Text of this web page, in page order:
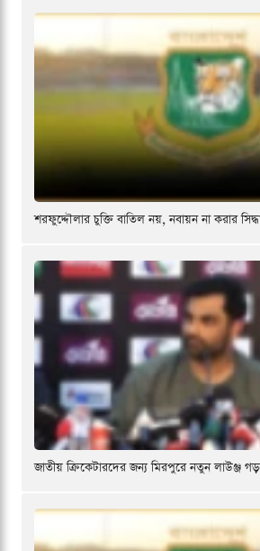
শরফুদ্দৌলার চুক্তি বাতিল নয়, নবায়ন না করার
জাতীয় ক্রিকেটারদের জন্য মিরপুরে নতুন লাউঞ্জ